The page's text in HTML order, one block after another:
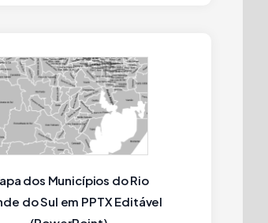
dos Municípios do Rio
do Sul em PPTX Editável